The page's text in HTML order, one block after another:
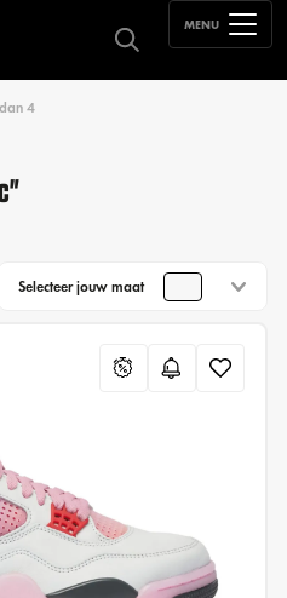
MENU
4
Selecteer jouw maat